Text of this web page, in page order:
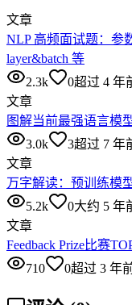
文章
NLP 高频面试题：参
layer&batch 等
2.3k
0超过 4 年
文章
图解当前最强语言模
3.0k
3超过 7 年
文章
万字解读：预训练模
5.2k
0大约 5 年
文章
Feedback Prize比赛
710
0超过 3 年